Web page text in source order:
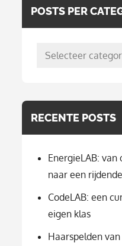
POSTS PER
posts
RECENTE POSTS
EnergieLAB:
naar een
CodeLAB: een
eigen klas
Haarspelden